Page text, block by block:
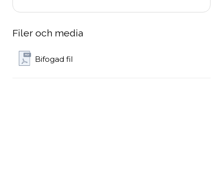
Filer och media
Bifogad fil